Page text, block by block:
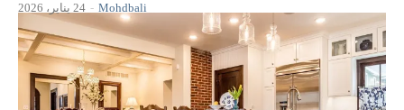
Mohdbali
- 24 يناير، 2026